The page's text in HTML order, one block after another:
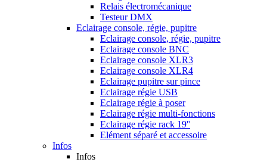
Relais électromécanique
Testeur DMX
Eclairage console, régie, pupitre
Eclairage console, régie, pupitre
Eclairage console BNC
Eclairage console XLR3
Eclairage console XLR4
Eclairage pupitre sur pince
Eclairage régie USB
Eclairage régie à poser
Eclairage régie multi-fonctions
Eclairage régie rack 19''
Elément séparé et accessoire
Infos
Infos